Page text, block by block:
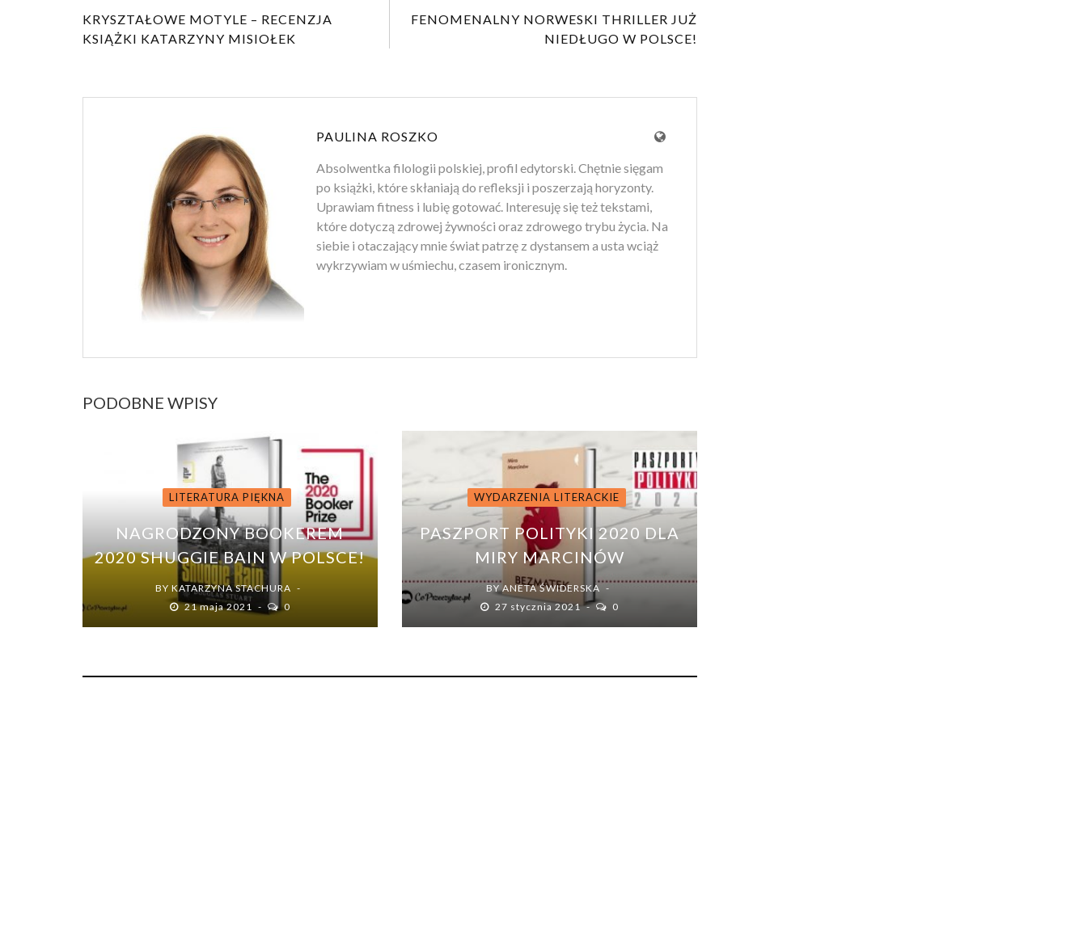
KRYSZTAŁOWE MOTYLE – RECENZJA
KSIĄŻKI KATARZYNY MISIOŁEK
FENOMENALNY NORWESKI THRILLER JUŻ
NIEDŁUGO W POLSCE!
PAULINA ROSZKO
Absolwentka filologii polskiej, profil edytorski. Chętnie sięgam
po książki, które skłaniają do refleksji i poszerzają horyzonty.
Uprawiam fitness i lubię gotować. Interesuję się też tekstami,
które dotyczą zdrowej żywności oraz zdrowego trybu życia. Na
siebie i otaczający mnie świat patrzę z dystansem a usta wciąż
wykrzywiam w uśmiechu, czasem ironicznym.
PODOBNE WPISY
LITERATURA PIĘKNA
NAGRODZONY BOOKEREM
2020 SHUGGIE BAIN W POLSCE!
BYKATARZYNA STACHURA
21 maja 2021
0
WYDARZENIA LITERACKIE
PASZPORT POLITYKI 2020 DLA
MIRY MARCINÓW
BYANETA ŚWIDERSKA
27 stycznia 2021
0